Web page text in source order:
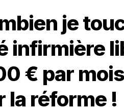
je
infirmière
€ par
la réforme !